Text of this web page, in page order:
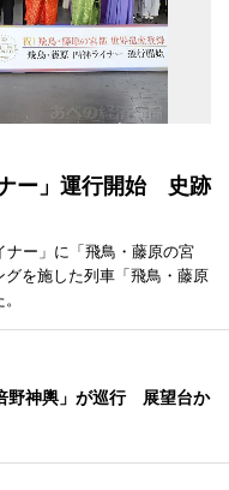
ー」運行開始 史跡
ナー」に「飛鳥・藤原の宮
を施した列車「飛鳥・藤原
野神輿」が巡行 展望台か